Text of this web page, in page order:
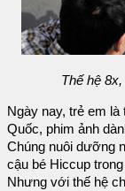
Thế hệ
Ngày nay, trẻ em
Quốc, phim ảnh
Chúng nuôi dưỡng
cậu bé Hiccup trong
Nhưng với thế hệ